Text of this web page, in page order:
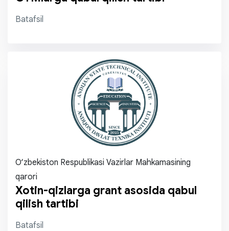
Batafsil
O‘zbekiston Respublikasi Vazirlar Mahkamasining
qarori
Xotin-qizlarga grant asosida qabul
qilish tartibi
Batafsil